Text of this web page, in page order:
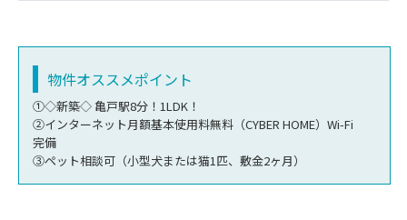
物件オススメポイント
①◇新築◇ 亀戸駅8分！1LDK！
②インターネット月額基本使用料無料（CYBER HOME）Wi-Fi
完備
③ペット相談可（小型犬または猫1匹、敷金2ヶ月）